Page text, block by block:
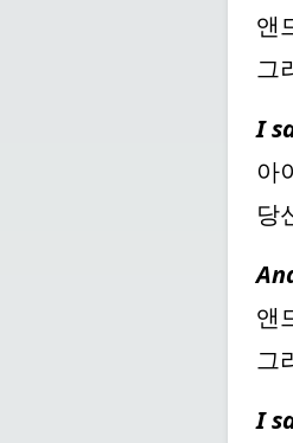
앤
그
I
아
당
앤
그
I